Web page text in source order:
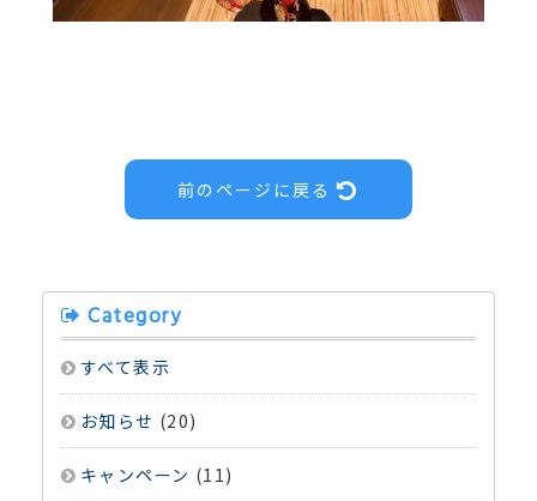
前のページに戻る
Category
すべて表示
お知らせ (20)
キャンペーン (11)